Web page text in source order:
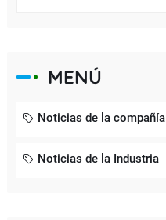
MENÚ
Noticias de la compañía
Noticias de la Industria